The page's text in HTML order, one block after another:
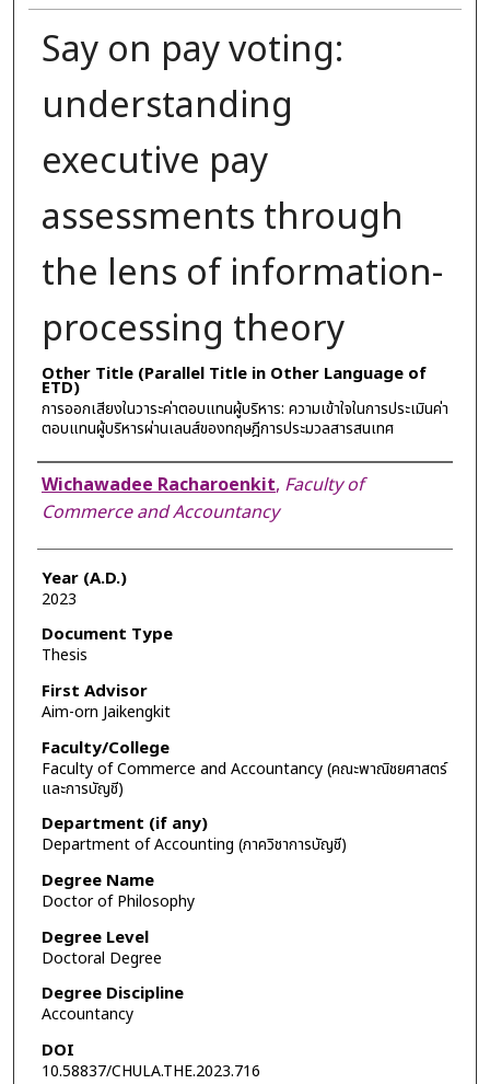
Say on pay voting:
understanding
executive pay
assessments through
the lens of information-
processing theory
Other Title (Parallel Title in Other Language of
ETD)
การออกเสียงในวาระค่าตอบแทนผู้บริหาร: ความเข้าใจในการประเมินค่า
ตอบแทนผู้บริหารผ่านเลนส์ของทฤษฎีการประมวลสารสนเทศ
Author
Wichawadee Racharoenkit, Faculty of
Commerce and Accountancy
Year (A.D.)
2023
Document Type
Thesis
First Advisor
Aim-orn Jaikengkit
Faculty/College
Faculty of Commerce and Accountancy (คณะพาณิชยศาสตร์
และการบัญชี)
Department (if any)
Department of Accounting (ภาควิชาการบัญชี)
Degree Name
Doctor of Philosophy
Degree Level
Doctoral Degree
Degree Discipline
Accountancy
DOI
10.58837/CHULA.THE.2023.716